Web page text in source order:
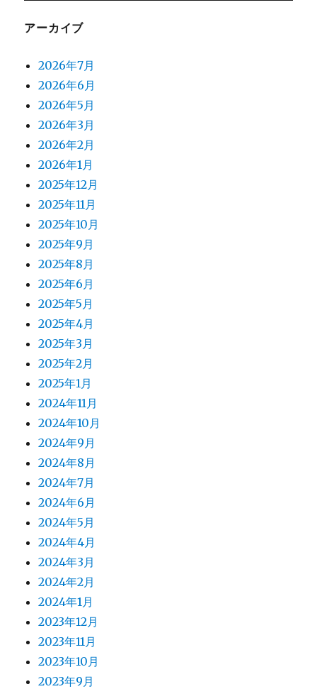
アーカイブ
2026年7月
2026年6月
2026年5月
2026年3月
2026年2月
2026年1月
2025年12月
2025年11月
2025年10月
2025年9月
2025年8月
2025年6月
2025年5月
2025年4月
2025年3月
2025年2月
2025年1月
2024年11月
2024年10月
2024年9月
2024年8月
2024年7月
2024年6月
2024年5月
2024年4月
2024年3月
2024年2月
2024年1月
2023年12月
2023年11月
2023年10月
2023年9月